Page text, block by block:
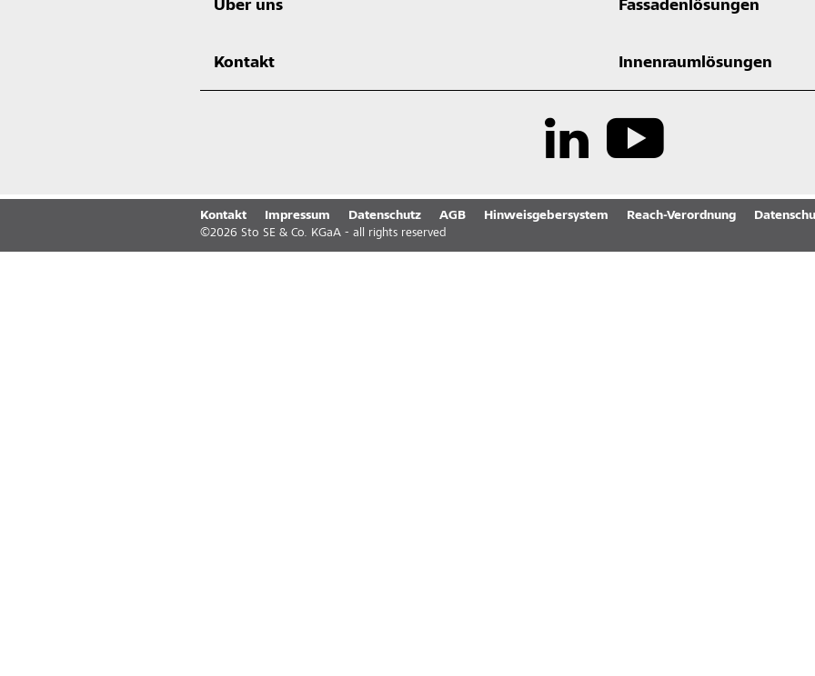
Über uns Fassadenlösungen
Kontakt Innenraumlösungen
Kontakt Impressum Datenschutz AGB Hinweisgebersystem Reach-Verordnung
©2026 Sto SE & Co. KGaA - all rights reserved